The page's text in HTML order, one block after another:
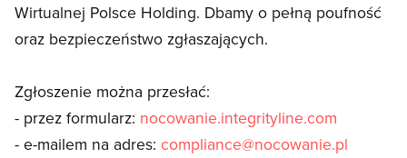
Wirtualnej Polsce Holding. Dbamy o pełną poufność
oraz bezpieczeństwo zgłaszających.
Zgłoszenie można przesłać:
- przez formularz: nocowanie.integrityline.com
- e-mailem na adres: compliance@nocowanie.pl